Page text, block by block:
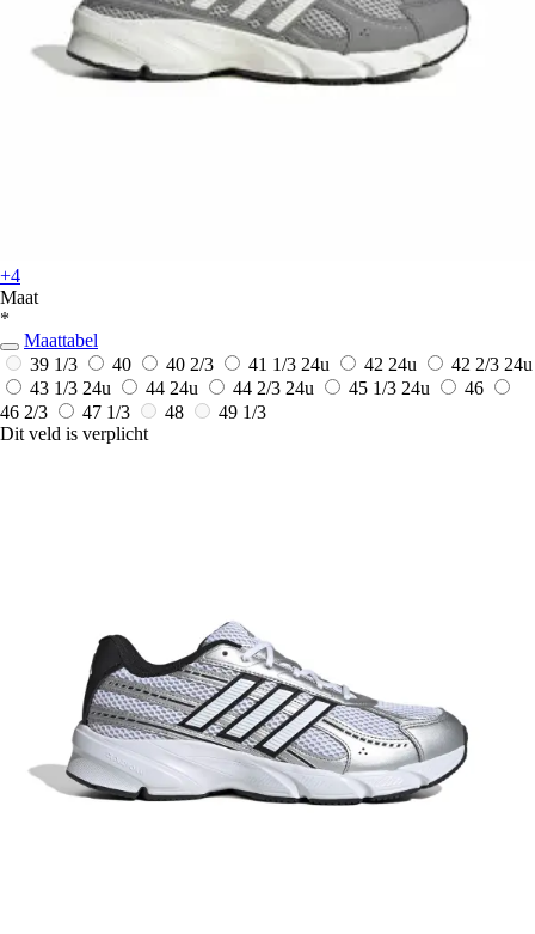
+4
Maat
*
Maattabel
39 1/3
40 40 2/3 41 1/3 24u 42 24u 42 2/3 24u
43 1/3 24u 44 24u 44 2/3 24u 45 1/3 24u
46
46 2/3
47 1/3 48
49 1/3
Dit veld is verplicht